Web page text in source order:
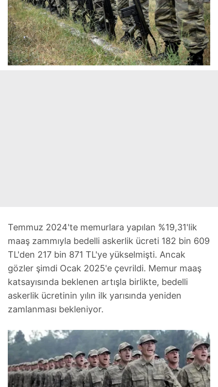
Temmuz 2024'te memurlara yapılan %19,31'lik
maaş zammıyla bedelli askerlik ücreti 182 bin 609
TL'den 217 bin 871 TL'ye yükselmişti. Ancak
gözler şimdi Ocak 2025'e çevrildi. Memur maaş
katsayısında beklenen artışla birlikte, bedelli
askerlik ücretinin yılın ilk yarısında yeniden
zamlanması bekleniyor.